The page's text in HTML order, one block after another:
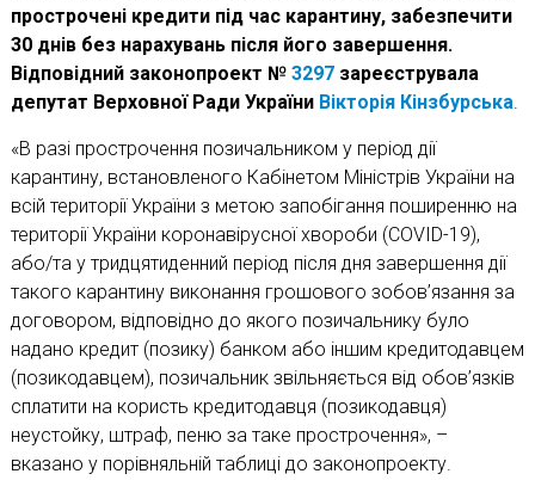
прострочені кредити під час карантину, забезпечити
30 днів без нарахувань після його завершення.
Відповідний законопроект № 3297 зареєструвала
депутат Верховної Ради України Вікторія Кінзбурська
«В разі прострочення позичальником у період дії
карантину, встановленого Кабінетом Міністрів України на
всій території України з метою запобігання поширенню на
території України коронавірусної хвороби (COVID-19),
або/та у тридцятиденний період після дня завершення дії
такого карантину виконання грошового зобов’язання за
договором, відповідно до якого позичальнику було
надано кредит (позику) банком або іншим кредитодавцем
(позикодавцем), позичальник звільняється від обов’язків
сплатити на користь кредитодавця (позикодавця)
неустойку, штраф, пеню за таке прострочення», –
вказано у порівняльній таблиці до законопроекту.